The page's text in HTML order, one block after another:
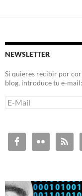
NEWSLETTER
Si quieres recibir por
blog, introduce tu e-mail: